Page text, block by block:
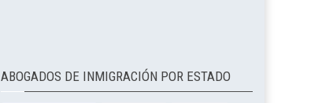
ABOGADOS DE INMIGRACIÓN POR ESTADO